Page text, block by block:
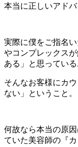
本当に正しいアド
実際に僕をご指名
やコンプレックス
ある」と思っている
そんなお客様にカ
ない」ということ。
何故なら本当の原
ていた美容師の『